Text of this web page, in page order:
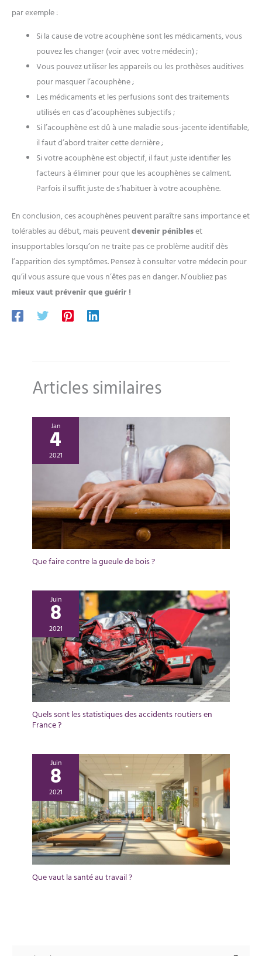
par exemple :
Si la cause de votre acouphène sont les médicaments, vous
pouvez les changer (voir avec votre médecin) ;
Vous pouvez utiliser les appareils ou les prothèses auditives
pour masquer l’acouphène ;
Les médicaments et les perfusions sont des traitements
utilisés en cas d’acouphènes subjectifs ;
Si l’acouphène est dû à une maladie sous-jacente identifiable,
il faut d’abord traiter cette dernière ;
Si votre acouphène est objectif, il faut juste identifier les
facteurs à éliminer pour que les acouphènes se calment.
Parfois il suffit juste de s’habituer à votre acouphène.
En conclusion, ces acouphènes peuvent paraître sans importance et
tolérables au début, mais peuventdevenir pénibleset
insupportables lorsqu’on ne traite pas ce problème auditif dès
l’apparition des symptômes. Pensez à consulter votre médecin pour
qu’il vous assure que vous n’êtes pas en danger. N’oubliez pas
mieux vaut prévenir que guérir !
Articles similaires
Jan
4
2021
Que faire contre la gueule de bois ?
Juin
8
2021
Quels sont les statistiques des accidents routiers en
France ?
Juin
8
2021
Que vaut la santé au travail ?